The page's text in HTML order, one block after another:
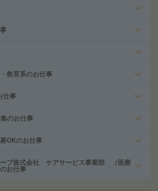
教育系のお仕事
仕事
のお仕事
OKのお仕事
ープ株式会社 ケアサービス事業部 （医療
お仕事